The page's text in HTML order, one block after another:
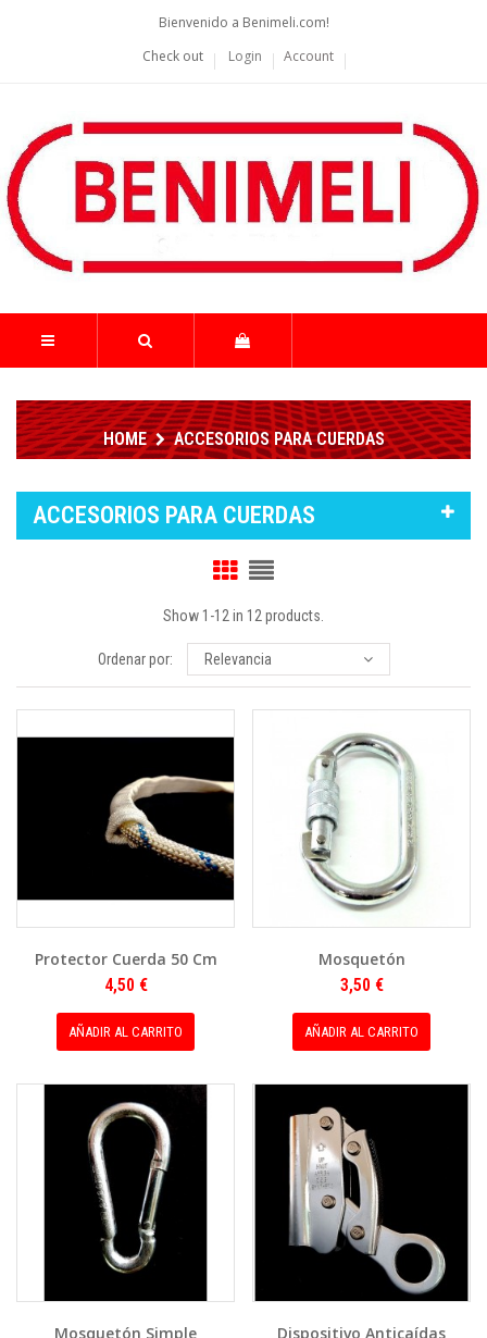
Bienvenido a Benimeli.com!
Check out
Login Account
HOME ACCESORIOS PARA CUERDAS
ACCESORIOS PARA CUERDAS
Show 1-12 in 12 products.
Ordenar por: Relevancia
Protector Cuerda 50 Cm
4,50 €
AÑADIR AL CARRITO
Mosquetón
3,50 €
AÑADIR AL CARRITO
Mosquetón Simple
Dispositivo Anticaídas